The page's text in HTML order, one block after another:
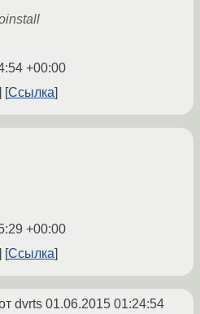
+00:00
Ссылка
+00:00
Ссылка
dvrts 01.06.2015 01:24:54